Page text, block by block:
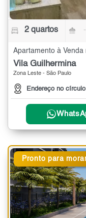
2 quartos
Vila Guilhermina
Zona Leste - São Paulo
Endereço no
Pronto para